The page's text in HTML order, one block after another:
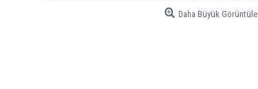
Daha Büyük Görüntüle